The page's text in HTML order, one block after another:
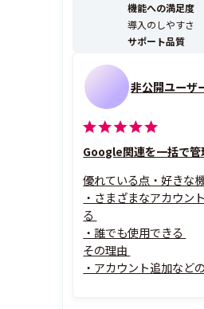
機能への満足度
導入のしやすさ
サポート品質
非公開ユーザ
Google関連を一括で管
優れている点・好きな
・さまざまなアカウン
る
・誰でも使用できる
その理由
・アカウント追加など